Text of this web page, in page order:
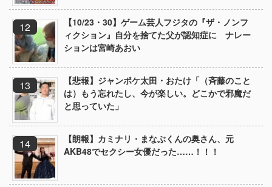
【10/23・30】ゲーム芸人フジタの『ザ・ノンフ
ィクション』自分を捨てた父が認知症に ナレー
ションは宮崎あおい
【悲報】ジャンポケ太田・おたけ「（斉藤のこと
は）もう忘れたし、今が楽しい。どこかで邪魔だ
と思っていた」
【朗報】カミナリ・まなぶくんの奥さん、元
AKB48でセクシー女優だった……！！！